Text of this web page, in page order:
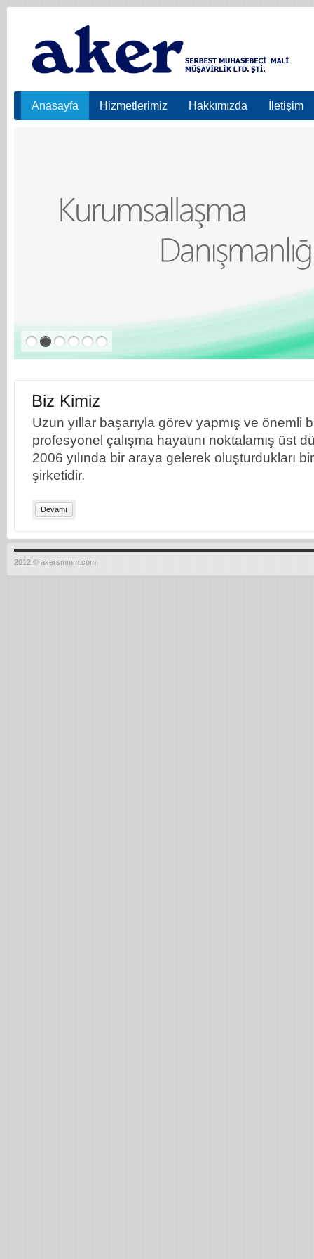
Anasayfa Hizmetlerimiz Hakkımızda İletişim
Biz Kimiz
Uzun yıllar başarıyla görev yapmış ve önemli
profesyonel çalışma hayatını noktalamış üst
2006 yılında bir araya gelerek oluşturdukları
şirketidir.
Devamı
2012 © akersmmm.com